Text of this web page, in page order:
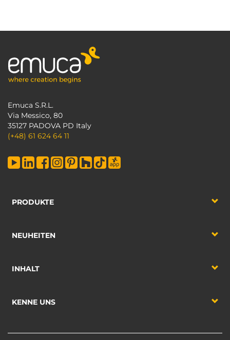
Emuca S.R.L.
Via Messico, 80
35127 PADOVA PD Italy
(+48) 61 624 64 11
PRODUKTE
NEUHEITEN
INHALT
KENNE UNS